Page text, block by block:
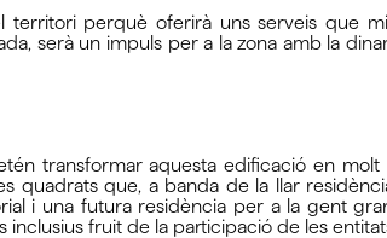
perquè oferirà uns serveis que
serà un impuls per a la zona amb la
transformar aquesta edificació en
quadrats que, a banda de la llar
i una futura residència per a la gent
fruit de la participació de les